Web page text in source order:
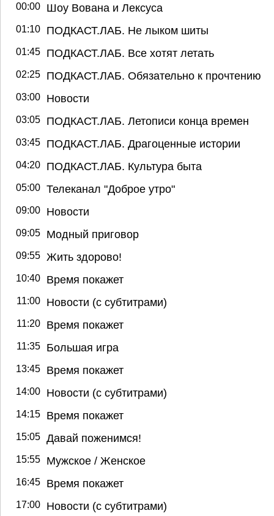
00:00 Шоу Вована и Лексуса
01:10 ПОДКАСТ.ЛАБ. Не лыком шиты
01:45 ПОДКАСТ.ЛАБ. Все хотят летать
02:25 ПОДКАСТ.ЛАБ. Обязательно к прочтению
03:00 Новости
03:05 ПОДКАСТ.ЛАБ. Летописи конца времен
03:45 ПОДКАСТ.ЛАБ. Драгоценные истории
04:20 ПОДКАСТ.ЛАБ. Культура быта
05:00 Телеканал "Доброе утро"
09:00 Новости
09:05 Модный приговор
09:55 Жить здорово!
10:40 Время покажет
11:00 Новости (с субтитрами)
11:20 Время покажет
11:35 Большая игра
13:45 Время покажет
14:00 Новости (с субтитрами)
14:15 Время покажет
15:05 Давай поженимся!
15:55 Мужское / Женское
16:45 Время покажет
17:00 Новости (с субтитрами)